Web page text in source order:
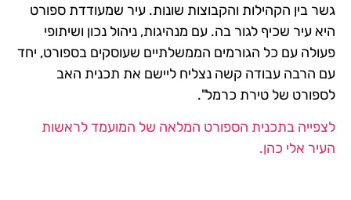
גשר בין הקהילות והקבוצות שונות. עיר שמעודדת ספורט
היא עיר שכיף לגור בה. עם מנהיגות, ניהול נכון ושיתופי
פעולה עם כל הגורמים הממשלתיים שעוסקים בספורט, יחד
עם הרבה עבודה קשה נצליח ליישם את תכנית האב
לספורט של טירת כרמל".
לצפייה בתכנית הספורט המלאה של המועמד לראשות
העיר אלי כהן.